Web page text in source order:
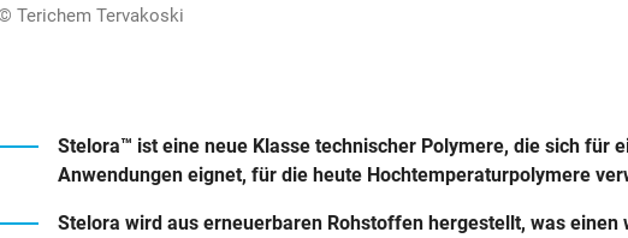
Terichem Tervakoski
Stelora™ ist eine neue Klasse technischer Polymere, die sich für
Anwendungen eignet, für die heute Hochtemperaturpolymere
Stelora wird aus erneuerbaren Rohstoffen hergestellt, was